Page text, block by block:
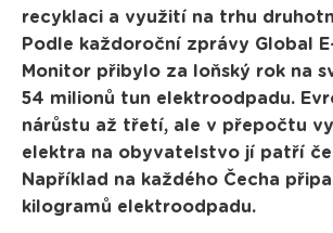
recyklaci a využití na trhu
Podle každoroční zprávy Global
Monitor přibylo za loňský rok na
54 milionů tun elektroodpadu.
nárůstu až třetí, ale v přepočtu
elektra na obyvatelstvo jí patří
Například na každého Čecha
kilogramů elektroodpadu.